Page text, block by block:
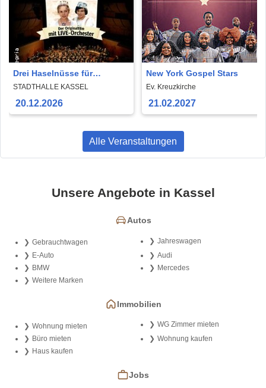
Drei Haselnüsse für
Aschenbrödel - Der
Originalfilm mit Live-
STADTHALLE KASSEL
20.12.2026
New York Gospel Stars
Ev. Kreuzkirche
21.02.2027
Alle Veranstaltungen
Unsere Angebote in Kassel
Autos
Gebrauchtwagen
Jahreswagen
E-Auto
Audi
BMW
Mercedes
Weitere Marken
Immobilien
Wohnung mieten
WG Zimmer mieten
Büro mieten
Wohnung kaufen
Haus kaufen
Jobs